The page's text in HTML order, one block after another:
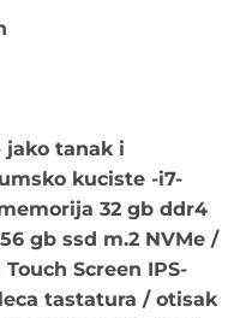
jako tanak i
kuciste -i7-
32 gb ddr4
gb ssd m.2 NVMe /
Screen IPS-
tastatura / otisak